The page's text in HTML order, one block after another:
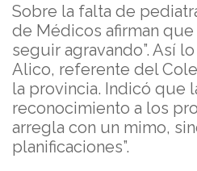
Sobre la falta de
de Médicos afirman que
seguir agravando”. Así
Alico, referente del
la provincia. Indicó que
reconocimiento a los
arregla con un mimo,
planificaciones”.